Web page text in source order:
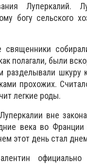
Луперкалий.
богу сельского
священники
полагали, были
разделывали шкуру
прохожих.
легкие роды.
вне
века во
этот день стал
официально